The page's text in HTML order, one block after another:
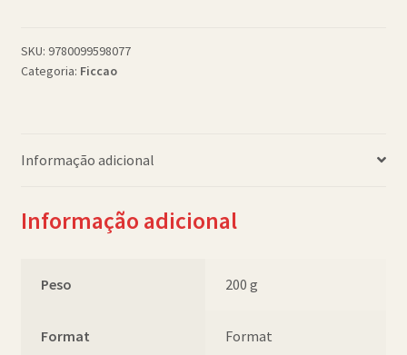
SKU: 9780099598077
Categoria: Ficcao
Informação adicional
Informação adicional
Peso 200 g
Format Format